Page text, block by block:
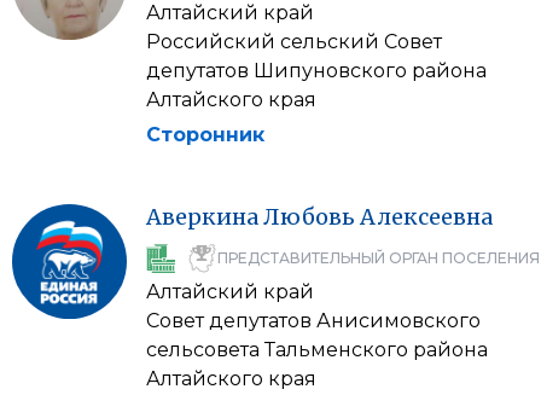
Алтайский край
Российский сельский Совет
депутатов Шипуновского района
Алтайского края
Сторонник
АверкинаЛюбовь Алексеевна
ПРЕДСТАВИТЕЛЬНЫЙ ОРГАН ПОСЕЛЕНИЯ
Алтайский край
Совет депутатов Анисимовского
сельсовета Тальменского района
Алтайского края